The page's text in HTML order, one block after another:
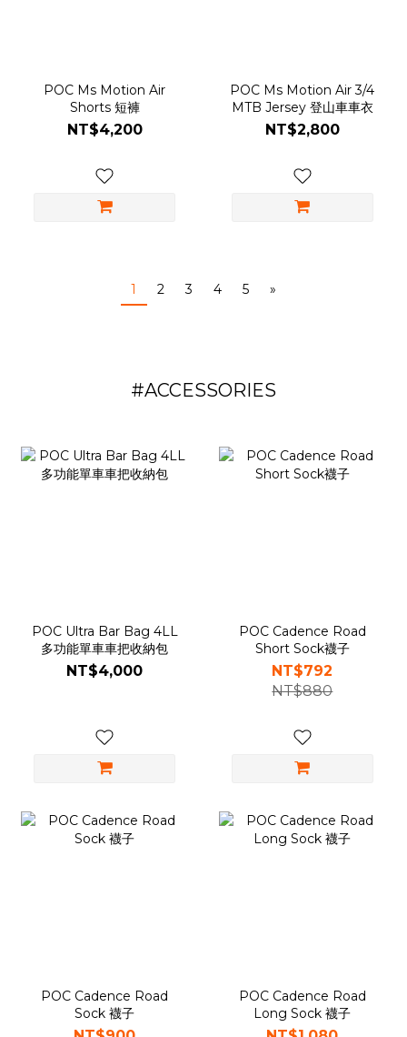
POC Ms Motion Air
Shorts 短褲
NT$4,200
POC Ms Motion Air 3/4
MTB Jersey 登山車車衣
NT$2,800
1 2 3 4 5 »
#ACCESSORIES
POC Ultra Bar Bag 4LL
多功能單車車把收納包
NT$4,000
POC Cadence Road
Short Sock襪子
NT$792
NT$880
POC Cadence Road
Sock 襪子
POC Cadence Road
Long Sock 襪子